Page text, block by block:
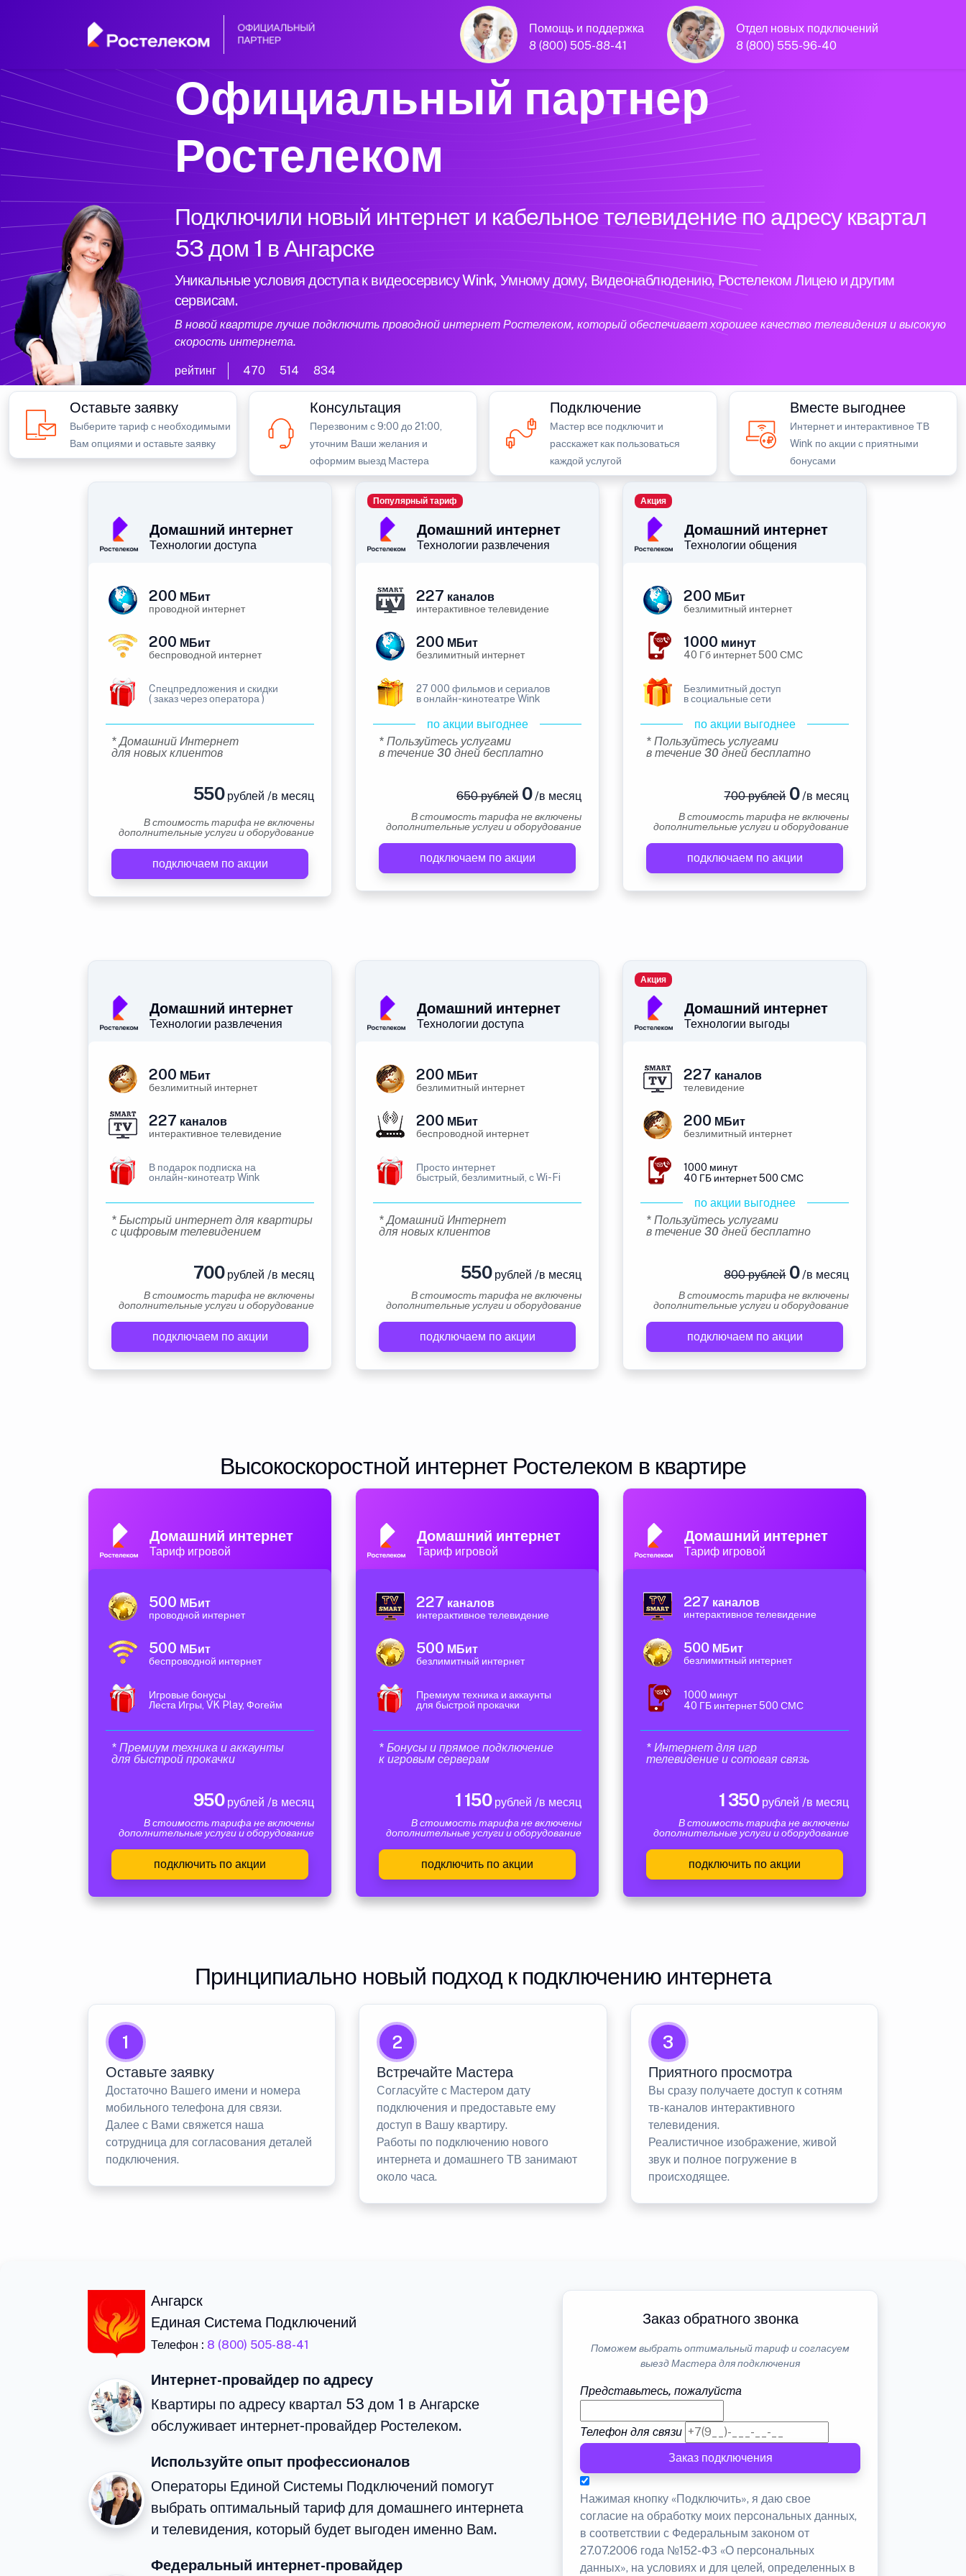
Помощь и поддержка
8 (800) 505-88-41
Отдел новых подключений
8 (800) 555-96-40
Официальный партнер
Ростелеком
Подключили новый интернет и кабельное телевидение по адресу квартал
53 дом 1 в Ангарске
Уникальные условия доступа к видеосервису Wink, Умному дому, Видеонаблюдению, Ростелеком Лицею и другим
сервисам.
В новой квартире лучше подключить проводной интернет Ростелеком, который обеспечивает хорошее качество телевидения и высокую
скорость интернета.
рейтинг 470 514 834
Оставьте заявку
Выберите тариф с необходимыми
Вам опциями и оставьте заявку
Консультация
Перезвоним с 9:00 до 21:00,
уточним Ваши желания и
оформим выезд Мастера
Подключение
Мастер все подключит и
расскажет как пользоваться
каждой услугой
Вместе выгоднее
Интернет и интерактивное ТВ
Wink по акции с приятными
бонусами
Домашний интернет
Технологии доступа
200 МБит
проводной интернет
200 МБит
беспроводной интернет
Cпецпредложения и скидки
( заказ через оператора )
* Домашний Интернет
для новых клиентов
550рублей /в месяц
В стоимость тарифа не включены
дополнительные услуги и оборудование
подключаем по акции
Домашний интернет
Технологии развлечения
Популярный тариф
227 каналов
интерактивное телевидение
200 МБит
безлимитный интернет
27 000 фильмов и сериалов
в онлайн-кинотеатре Wink
по акции выгоднее
* Пользуйтесь услугами
в течение 30 дней бесплатно
650 рублей0/в месяц
В стоимость тарифа не включены
дополнительные услуги и оборудование
подключаем по акции
Домашний интернет
Технологии общения
Акция
200 МБит
безлимитный интернет
1000 минут
40 Гб интернет 500 СМС
Безлимитный доступ
в социальные сети
по акции выгоднее
* Пользуйтесь услугами
в течение 30 дней бесплатно
700 рублей0/в месяц
В стоимость тарифа не включены
дополнительные услуги и оборудование
подключаем по акции
Домашний интернет
Технологии развлечения
200 МБит
безлимитный интернет
227 каналов
интерактивное телевидение
В подарок подписка на
онлайн-кинотеатр Wink
* Быстрый интернет для квартиры
с цифровым телевидением
700рублей /в месяц
В стоимость тарифа не включены
дополнительные услуги и оборудование
подключаем по акции
Домашний интернет
Технологии доступа
200 МБит
безлимитный интернет
200 МБит
беспроводной интернет
Просто интернет
быстрый, безлимитный, с Wi-Fi
* Домашний Интернет
для новых клиентов
550рублей /в месяц
В стоимость тарифа не включены
дополнительные услуги и оборудование
подключаем по акции
Домашний интернет
Технологии выгоды
Акция
227 каналов
телевидение
200 МБит
безлимитный интернет
1000 минут
40 ГБ интернет 500 СМС
по акции выгоднее
* Пользуйтесь услугами
в течение 30 дней бесплатно
800 рублей0/в месяц
В стоимость тарифа не включены
дополнительные услуги и оборудование
подключаем по акции
Высокоскоростной интернет Ростелеком в квартире
Домашний интернет
Тариф игровой
500 МБит
проводной интернет
500 МБит
беспроводной интернет
Игровые бонусы
Леста Игры, VK Play, Фогейм
* Премиум техника и аккаунты
для быстрой прокачки
950рублей /в месяц
В стоимость тарифа не включены
дополнительные услуги и оборудование
подключить по акции
Домашний интернет
Тариф игровой
227 каналов
интерактивное телевидение
500 МБит
безлимитный интернет
Премиум техника и аккаунты
для быстрой прокачки
* Бонусы и прямое подключение
к игровым серверам
1 150рублей /в месяц
В стоимость тарифа не включены
дополнительные услуги и оборудование
подключить по акции
Домашний интернет
Тариф игровой
227 каналов
интерактивное телевидение
500 МБит
безлимитный интернет
1000 минут
40 ГБ интернет 500 СМС
* Интернет для игр
телевидение и сотовая связь
1 350рублей /в месяц
В стоимость тарифа не включены
дополнительные услуги и оборудование
подключить по акции
Принципиально новый подход к подключению интернета
1
Оставьте заявку
Достаточно Вашего имени и номера
мобильного телефона для связи.
Далее с Вами свяжется наша
сотрудница для согласования деталей
подключения.
2
Встречайте Мастера
Согласуйте с Мастером дату
подключения и предоставьте ему
доступ в Вашу квартиру.
Работы по подключению нового
интернета и домашнего ТВ занимают
около часа.
3
Приятного просмотра
Вы сразу получаете доступ к сотням
тв-каналов интерактивного
телевидения.
Реалистичное изображение, живой
звук и полное погружение в
происходящее.
Ангарск
Единая Система Подключений
Телефон : 8 (800) 505-88-41
Интернет-провайдер по адресу
Квартиры по адресу квартал 53 дом 1 в Ангарске
обслуживает интернет-провайдер Ростелеком.
Используйте опыт профессионалов
Операторы Единой Системы Подключений помогут
выбрать оптимальный тариф для домашнего интернета
и телевидения, который будет выгоден именно Вам.
Федеральный интернет-провайдер
Заказ обратного звонка
Поможем выбрать оптимальный тариф и согласуем
выезд Мастера для подключения
Представьтесь, пожалуйста
Телефон для связи
Заказ подключения
Нажимая кнопку «Подключить», я даю свое
согласие на обработку моих персональных данных,
в соответствии с Федеральным законом от
27.07.2006 года №152-ФЗ «О персональных
данных», на условиях и для целей, определенных в